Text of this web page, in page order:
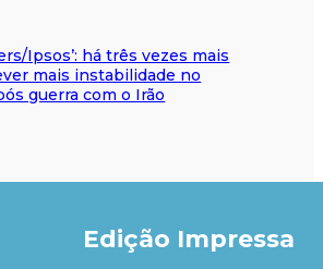
Ipsos’: há três vezes mais
mais instabilidade no
guerra com o Irão
Edição Impressa